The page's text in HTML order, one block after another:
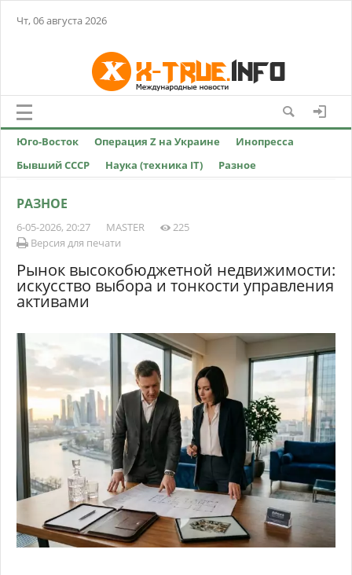
Чт, 06 августа 2026
Юго-Восток Операция Z на Украине
Инопресса
Бывший СССР
Наука (техника IT) Разное
РАЗНОЕ
6-05-2026, 20:27 MASTER
225
Версия для печати
Рынок высокобюджетной недвижимости:
искусство выбора и тонкости управления
активами